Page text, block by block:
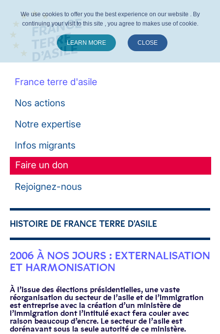
France terre d'asile
Nos actions
Notre expertise
Infos migrants
Faire un don
Rejoignez-nous
HISTOIRE DE FRANCE TERRE D'ASILE
2006 À NOS JOURS : EXTERNALISATION
ET HARMONISATION
À l’issue des élections présidentielles, une vaste
réorganisation du secteur de l’asile et de l’immigration
est entreprise avec la création d’un ministère de
l’immigration dont l’intitulé exact fera couler avec
raison beaucoup d’encre. Le secteur de l’asile est
dorénavant sous la seule autorité de ce ministère.
We use cookies to offer you the best experience on our website . By
continuing your visit to this site , you agree to makes use of cookie.
LEARN MORE CLOSE